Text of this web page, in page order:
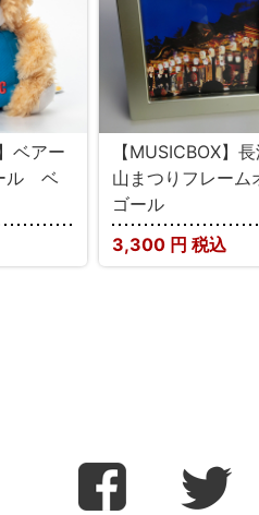
ベアー
ル ベ
【MUSICBOX】
山まつりフレーム
ゴール
3,300 円 税込